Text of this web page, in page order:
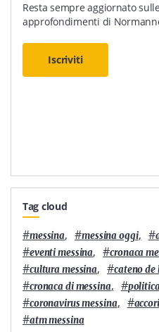
Resta sempre aggiornato
approfondimenti di
Iscriviti
Tag cloud
#messina, #messina oggi, #
#eventi messina, #cronaca
#cultura messina, #cateno de
#cronaca di messina, #
#coronavirus messina, #
#atm messina